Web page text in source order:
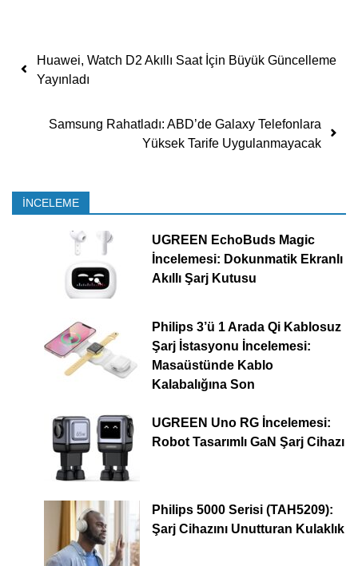
Yazı dolaşımı
Huawei, Watch D2 Akıllı Saat İçin Büyük Güncelleme
Yayınladı
Samsung Rahatladı: ABD’de Galaxy Telefonlara
Yüksek Tarife Uygulanmayacak
İNCELEME
UGREEN EchoBuds Magic
İncelemesi: Dokunmatik Ekranlı
Akıllı Şarj Kutusu
Philips 3’ü 1 Arada Qi Kablosuz
Şarj İstasyonu İncelemesi:
Masaüstünde Kablo
Kalabalığına Son
UGREEN Uno RG İncelemesi:
Robot Tasarımlı GaN Şarj Cihazı
Philips 5000 Serisi (TAH5209):
Şarj Cihazını Unutturan Kulaklık